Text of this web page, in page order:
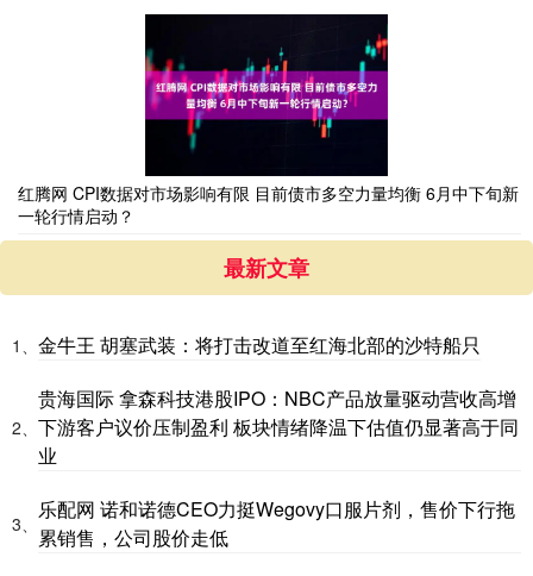
红腾网 CPI数据对市场影响有限 目前债市多空力量均衡 6月中下旬新
一轮行情启动？
最新文章
1、 金牛王 胡塞武装：将打击改道至红海北部的沙特船只
2、
贵海国际 拿森科技港股IPO：NBC产品放量驱动营收高增
下游客户议价压制盈利 板块情绪降温下估值仍显著高于同
业
3、
乐配网 诺和诺德CEO力挺Wegovy口服片剂，售价下行拖
累销售，公司股价走低